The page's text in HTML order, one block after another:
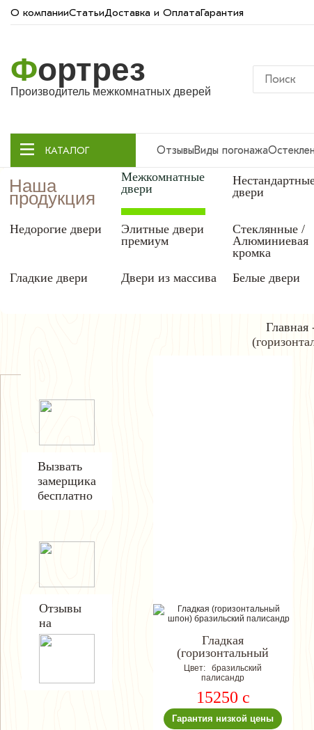
О компанииСтатьиДоставка и ОплатаГарантия
Фортрез
Производитель межкомнатных дверей
КАТАЛОГ ОтзывыВиды погонажа
Наша
продукция
Межкомнатные
двери
двери
Недорогие двери
Элитные двери
премиум
Стеклянные /
Алюминиевая
кромка
Гладкие двери Двери из массива Белые двери
Главная
Вызвать
замерщика
бесплатно
Отзывы
на
Гладкая
(горизонтальный
шпон)
Цвет: бразильский
палисандр
15250 c
Гарантия низкой цены